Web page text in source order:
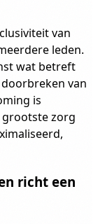
van
leden.
wat betreft
van
is
grootste zorg
richt een